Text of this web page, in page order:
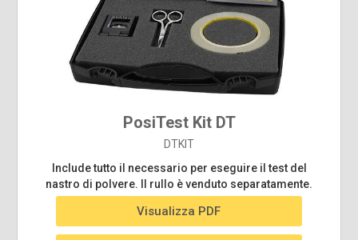
PosiTest Kit DT
DTKIT
Include tutto il necessario per eseguire il test del
nastro di polvere. Il rullo è venduto separatamente.
Visualizza PDF